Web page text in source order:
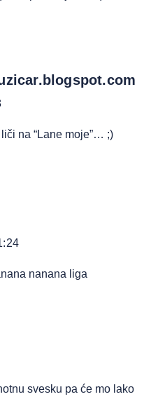
na “Lane moje”… ;)
nanana liga
svesku pa će mo lako